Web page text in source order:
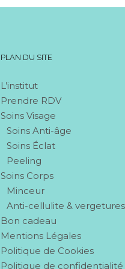
PLAN DU SITE
L’institut
Prendre RDV
Soins Visage
Soins Anti-âge
Soins Éclat
Peeling
Soins Corps
Minceur
Anti-cellulite & vergetures
Bon cadeau
Mentions Légales
Politique de Cookies
Politique de confidentialité